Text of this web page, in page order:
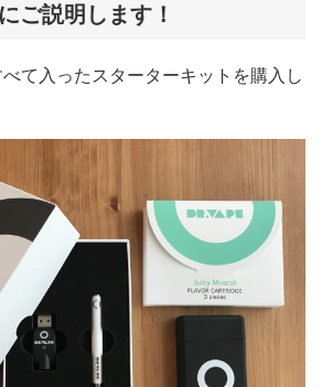
ご説明します！
て入ったスターターキットを購入し